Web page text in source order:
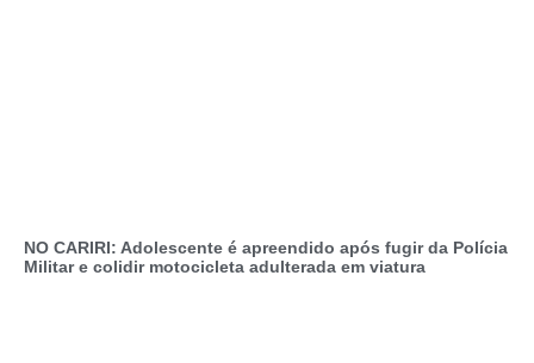
NO CARIRI: Adolescente é apreendido após fugir da Polícia
Militar e colidir motocicleta adulterada em viatura